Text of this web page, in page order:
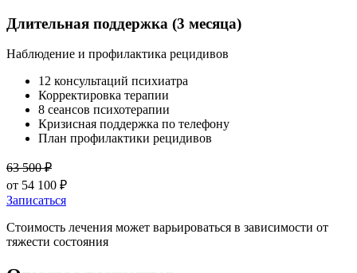
Длительная поддержка (3 месяца)
Наблюдение и профилактика рецидивов
12 консультаций психиатра
Корректировка терапии
8 сеансов психотерапии
Кризисная поддержка по телефону
План профилактики рецидивов
63 500₽
от 54 100 ₽
Записаться
Стоимость лечения может варьироваться в зависимости от
тяжести состояния